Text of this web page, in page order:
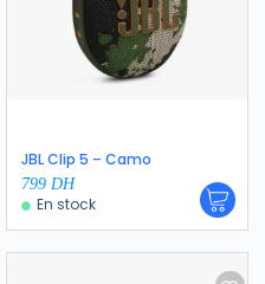
JBL Clip 5 – Camo
799 DH
En stock